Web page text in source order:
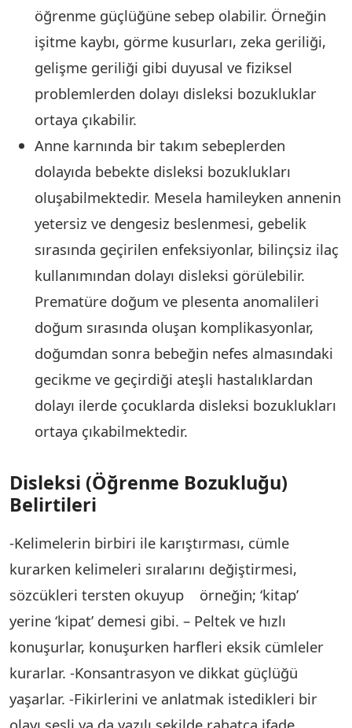
öğrenme güçlüğüne sebep olabilir. Örneğin
işitme kaybı, görme kusurları, zeka geriliği,
gelişme geriliği gibi duyusal ve fiziksel
problemlerden dolayı disleksi bozukluklar
ortaya çıkabilir.
Anne karnında bir takım sebeplerden
dolayıda bebekte disleksi bozuklukları
oluşabilmektedir. Mesela hamileyken annenin
yetersiz ve dengesiz beslenmesi, gebelik
sırasında geçirilen enfeksiyonlar, bilinçsiz ilaç
kullanımından dolayı disleksi görülebilir.
Prematüre doğum ve plesenta anomalileri
doğum sırasında oluşan komplikasyonlar,
doğumdan sonra bebeğin nefes almasındaki
gecikme ve geçirdiği ateşli hastalıklardan
dolayı ilerde çocuklarda disleksi bozuklukları
ortaya çıkabilmektedir.
Disleksi (Öğrenme Bozukluğu)
Belirtileri
-Kelimelerin birbiri ile karıştırması, cümle
kurarken kelimeleri sıralarını değiştirmesi,
sözcükleri tersten okuyup örneğin; ‘kitap’
yerine ‘kipat’ demesi gibi. – Peltek ve hızlı
konuşurlar, konuşurken harfleri eksik cümleler
kurarlar. -Konsantrasyon ve dikkat güçlüğü
yaşarlar. -Fikirlerini ve anlatmak istedikleri bir